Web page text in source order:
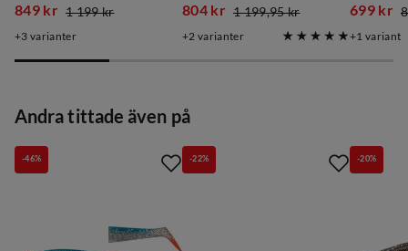
discounted
849 kr
original
1 199 kr
3 varianter
discounted
804 kr
original
1 199,95 kr
2 varianter
699 kr
original
1 variant
Andra tittade även på
-46% -22% -20%